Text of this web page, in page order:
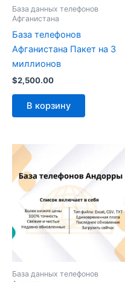
База данных телефонов
Афганистана
База телефонов
Афганистана Пакет на 3
миллионов
$2,500.00
В корзину
База данных телефонов